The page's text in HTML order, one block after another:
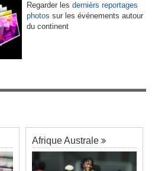
Regarder les dernièrs reportages
photos sur les événements autour
du continent
Afrique Australe